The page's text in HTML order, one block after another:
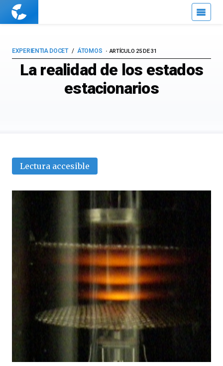
Cuaderno
La realidad de los estados
estacionarios
EXPERIENTIA DOCET ÁTOMOS ARTÍCULO 25 DE 31
Lectura accesible